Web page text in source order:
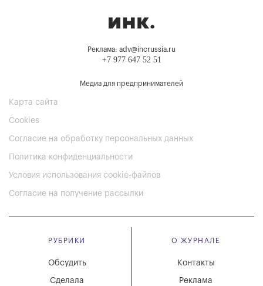
Реклама: adv@incrussia.ru
+7 977 647 52 51
Медиа для предпринимателей
Карта сайта
Cookies
Согласие на обработку персональных данных
Политика конфиденциальности
Условия использования cookie-файлов
Согласие на получение рассылки
РУБРИКИ
Обсудить
Сделала
О ЖУРНАЛЕ
Реклама
Контакты